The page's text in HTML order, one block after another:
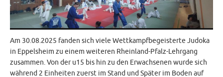
Am 30.08.2025 fanden sich viele Wettkampfbegeisterte Judoka
in Eppelsheim zu einem weiteren Rheinland-Pfalz-Lehrgang
zusammen. Von der u15 bis hin zu den Erwachsenen wurde sich
während 2 Einheiten zuerst im Stand und Später im Boden auf